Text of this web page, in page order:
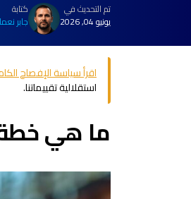
تم التحديث في
يونيو 04, 2026
كتابة
جابر
اقرأ سياسة الإفصاح
استقلالية تقييماتنا.
ما هي خطة